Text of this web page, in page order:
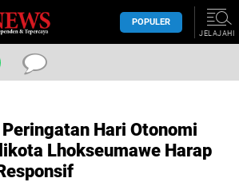
POPULER
JELAJAHI
Hari Otonomi
Lhokseumawe Harap